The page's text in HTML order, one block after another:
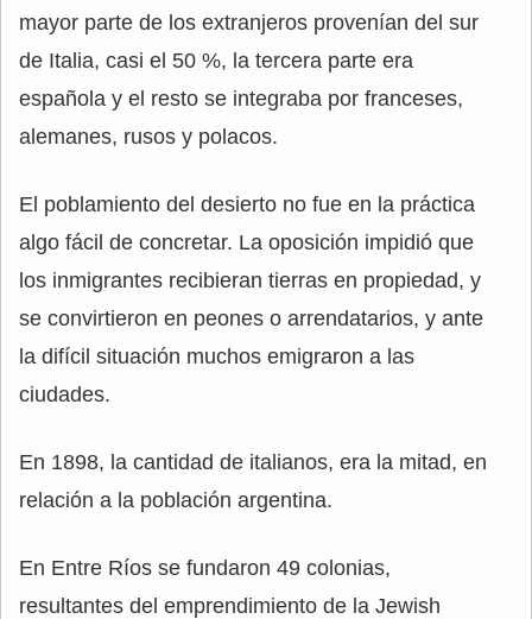
mayor parte de los extranjeros provenían del sur
de Italia, casi el 50 %, la tercera parte era
española y el resto se integraba por franceses,
alemanes, rusos y polacos.
El poblamiento del desierto no fue en la práctica
algo fácil de concretar. La oposición impidió que
los inmigrantes recibieran tierras en propiedad, y
se convirtieron en peones o arrendatarios, y ante
la difícil situación muchos emigraron a las
ciudades.
En 1898, la cantidad de italianos, era la mitad, en
relación a la población argentina.
En Entre Ríos se fundaron 49 colonias,
resultantes del emprendimiento de la Jewish